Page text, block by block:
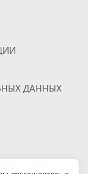
ДАННЫХ